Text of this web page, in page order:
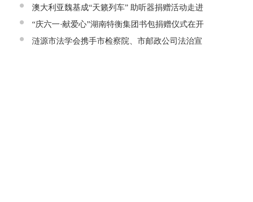
市流沙河镇
澳大利亚魏基成“天籁列车” 助听器捐赠活动走进
开慧镇
“庆六一·献爱心”湖南特衡集团书包捐赠仪式在开
慧镇举行
涟源市法学会携手市检察院、市邮政公司法治宣